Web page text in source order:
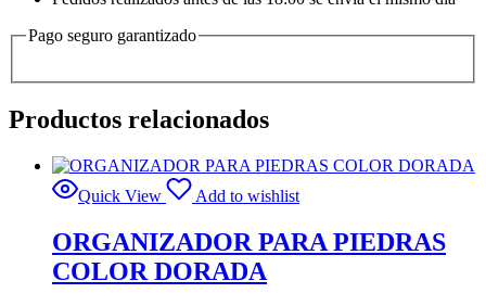
Pago seguro garantizado
Productos relacionados
Quick View Add to wishlist
ORGANIZADOR PARA PIEDRAS
COLOR DORADA